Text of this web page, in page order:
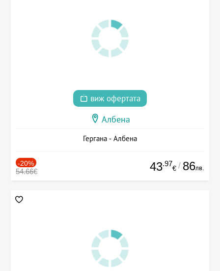
виж офертата
Албена
Гергана - Албена
-20%
54.66€ 43.97
€ / 86лв.